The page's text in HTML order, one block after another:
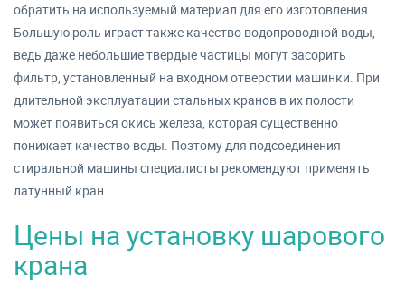
обратить на используемый материал для его изготовления.
Большую роль играет также качество водопроводной воды,
ведь даже небольшие твердые частицы могут засорить
фильтр, установленный на входном отверстии машинки. При
длительной эксплуатации стальных кранов в их полости
может появиться окись железа, которая существенно
понижает качество воды. Поэтому для подсоединения
стиральной машины специалисты рекомендуют применять
латунный кран.
Цены на установку шарового
крана